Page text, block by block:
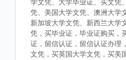
学文凭、大学毕业证、买文凭
凭、美国大学文凭、澳洲大学
新加坡大学文凭、新西兰大学
凭，买毕业证，毕业证购买，
证，留信认证，留信认证办理
文凭，买英国大学文凭，买美